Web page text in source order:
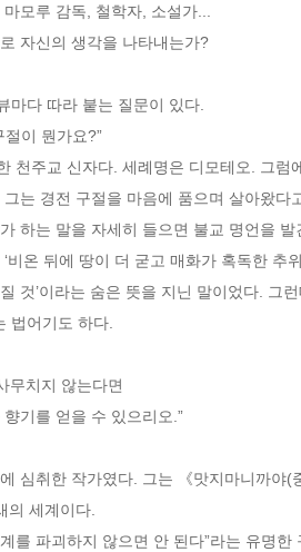
모루 감독, 철학자, 소설가...
자신의 생각을 나타내는가?
마다 따라 붙는 질문이 있다.
절이 뭔가요?”
천주교 신자다. 세례명은 디모테오. 그
는 경전 구절을 마음에 품으며 살아왔
하는 말을 자세히 들으면 불교 명언을
비온 뒤에 땅이 더 굳고 매화가 혹독한
것’이라는 숨은 뜻을 지닌 말이었다. 그
법어기도 하다.
무치지 않는다면
기를 얻을 수 있으리오.”
심취한 작가였다. 그는 《맛지마니까야
의 세계이다.
를 파괴하지 않으면 안 된다”라는 유명